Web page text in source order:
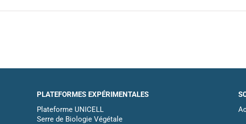
PLATEFORMES EXPÉRIMENTALES
Plateforme UNICELL
Serre de Biologie Végétale